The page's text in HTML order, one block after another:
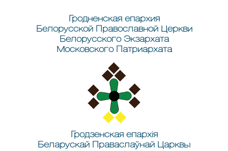
Гродненская епархия
Белорусской Православной Церкви
Белорусского Экзархата
Московского Патриархата
Гродзенская епархія
Беларускай Праваслаўнай Царквы